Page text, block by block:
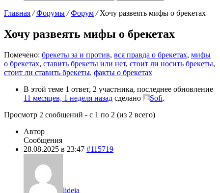
Главная / Форумы / Форум / Хочу развеять мифы о брекетах
Хочу развеять мифы о брекетах
Помечено: брекеты за и против, вся правда о брекетах, мифы
о брекетах, ставить брекеты или нет, стоит ли носить брекеты,
стоит ли ставить брекеты, факты о брекетах
В этой теме 1 ответ, 2 участника, последнее обновление
11 месяцев, 1 неделя назад сделано Sofi.
Просмотр 2 сообщений - с 1 по 2 (из 2 всего)
Автор
Сообщения
28.08.2025 в 23:47 #115719
lideia